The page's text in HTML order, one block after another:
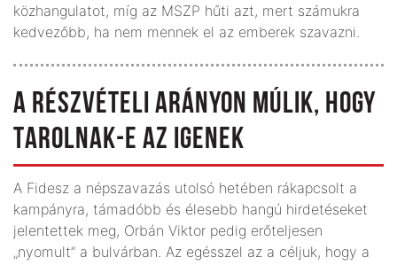
közhangulatot, míg az MSZP hűti azt, mert számukra
kedvezőbb, ha nem mennek el az emberek szavazni.
A RÉSZVÉTELI ARÁNYON MÚLIK, HOGY
TAROLNAK-E AZ IGENEK
A Fidesz a népszavazás utolsó hetében rákapcsolt a
kampányra, támadóbb és élesebb hangú hirdetéseket
jelentettek meg, Orbán Viktor pedig erőteljesen
„nyomult” a bulvárban. Az egésszel az a céljuk, hogy a